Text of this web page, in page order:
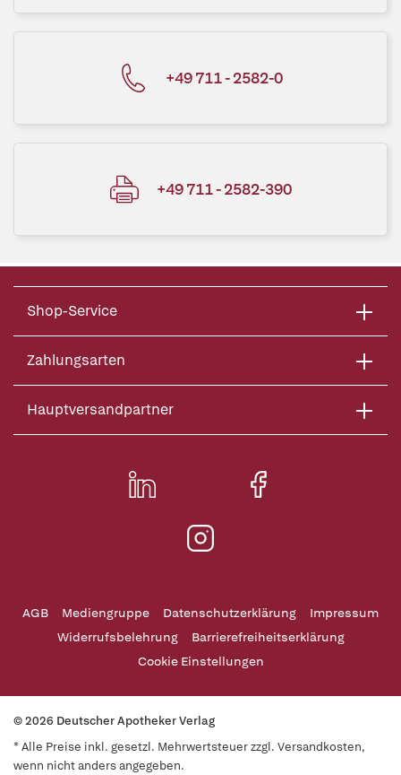
+49 711 - 2582-0
+49 711 - 2582-390
Shop-Service
Zahlungsarten
Hauptversandpartner
AGB Mediengruppe Datenschutzerklärung
Impressum
Widerrufsbelehrung
Barrierefreiheitserklärung
Cookie Einstellungen
© 2026 Deutscher Apotheker Verlag
* Alle Preise inkl. gesetzl. Mehrwertsteuer zzgl. Versandkosten,
wenn nicht anders angegeben.